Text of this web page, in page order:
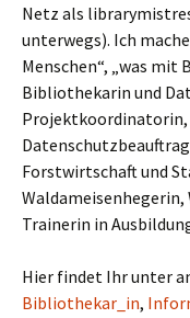
Netz als
unterwegs). Ich
Menschen“, „was mit
Bibliothekarin und
Projektkoordinatorin,
Forstwirtschaft und
Waldameisenhegerin,
Trainerin in
Hier findet Ihr unter
Bibliothekar_in,